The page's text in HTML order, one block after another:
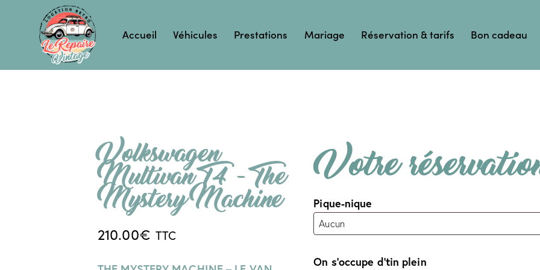
Accueil Véhicules Prestations Mariage Réservation & tarifs Bon cadeau
Volkswagen
Multivan T4 – The
Mystery Machine
210.00€ TTC
Votre
Pique-nique
On s’occupe d’tin plein